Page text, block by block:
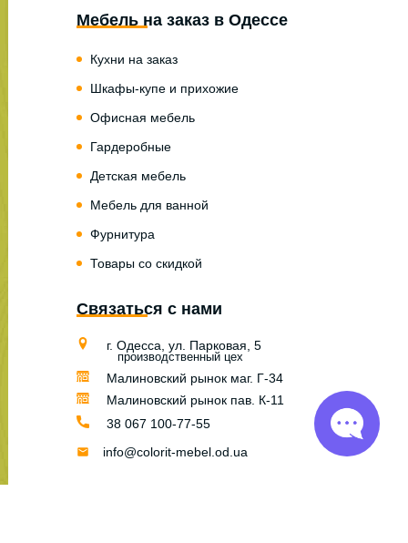
Мебель на заказ в Одессе
Кухни на заказ
Шкафы-купе и прихожие
Офисная мебель
Гардеробные
Детская мебель
Мебель для ванной
Фурнитура
Товары со скидкой
Связаться с нами
г. Одесса, ул. Парковая, 5
производственный цех
Малиновский рынок маг. Г-34
Малиновский рынок пав. К-11
38 067 100-77-55
info@colorit-mebel.od.ua